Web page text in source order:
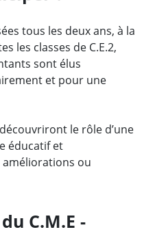
tous les deux ans, à la
les classes de C.E.2,
sont élus
et pour une
le rôle d’une
éducatif et
ou
C.M.E -